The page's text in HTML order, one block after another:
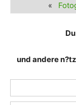
«
und andere